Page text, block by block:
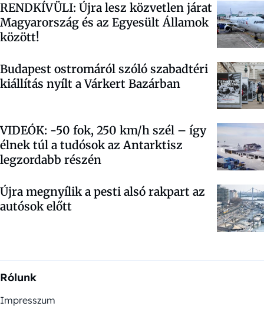
RENDKÍVÜLI: Újra lesz közvetlen járat
Magyarország és az Egyesült Államok
között!
Budapest ostromáról szóló szabadtéri
kiállítás nyílt a Várkert Bazárban
VIDEÓK: -50 fok, 250 km/h szél – így
élnek túl a tudósok az Antarktisz
legzordabb részén
Újra megnyílik a pesti alsó rakpart az
autósok előtt
Rólunk
Impresszum